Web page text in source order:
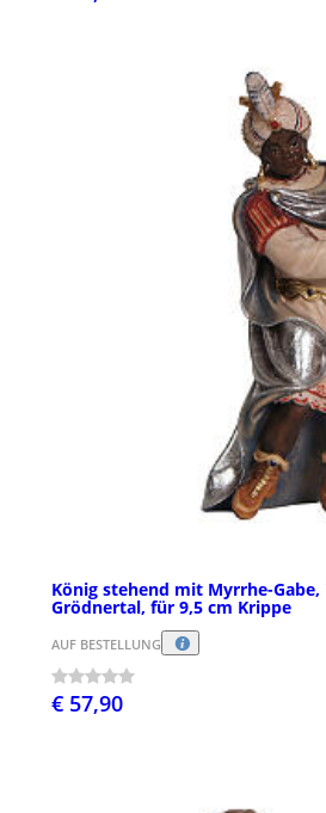
König stehend mit Myrrhe-
Grödnertal, für 9,5 cm Krippe
AUF BESTELLUNG
€ 57,90